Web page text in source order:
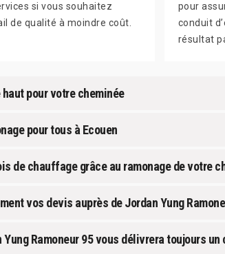
si vous souhaitez
de qualité à moindre coût.
pour
conduit
résultat
pour votre cheminée
pour tous à Ecouen
de chauffage grâce au ramonage de votre
vos devis auprès de Jordan Yung
Yung Ramoneur 95 vous délivrera toujours